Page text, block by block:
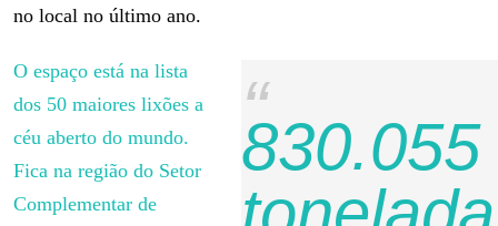
no local no último ano.
830.055
O espaço está na lista
dos 50 maiores lixões a
céu aberto do mundo.
Fica na região do Setor
Complementar de